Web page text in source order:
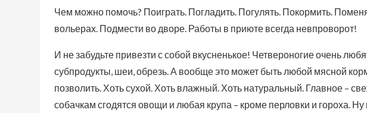
Чем можно помочь? Поиграть. Погладить. Погулять. Покормить.
вольерах. Подмести во дворе. Работы в приюте всегда невпроворот!
И не забудьте привезти с собой вкусненькое! Четвероногие очень
субпродукты, шеи, обрезь. А вообще это может быть любой мясной
позволить. Хоть сухой. Хоть влажный. Хоть натуральный. Главное –
собачкам сгодятся овощи и любая крупа – кроме перловки и гороха.